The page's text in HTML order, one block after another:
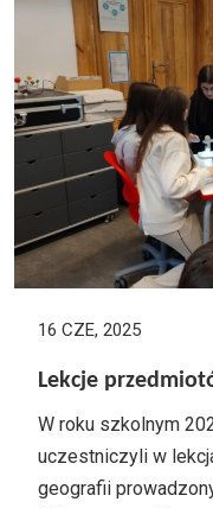
16 CZE, 2025
Lekcje
W roku szkolnym
uczestniczyli w
geografii